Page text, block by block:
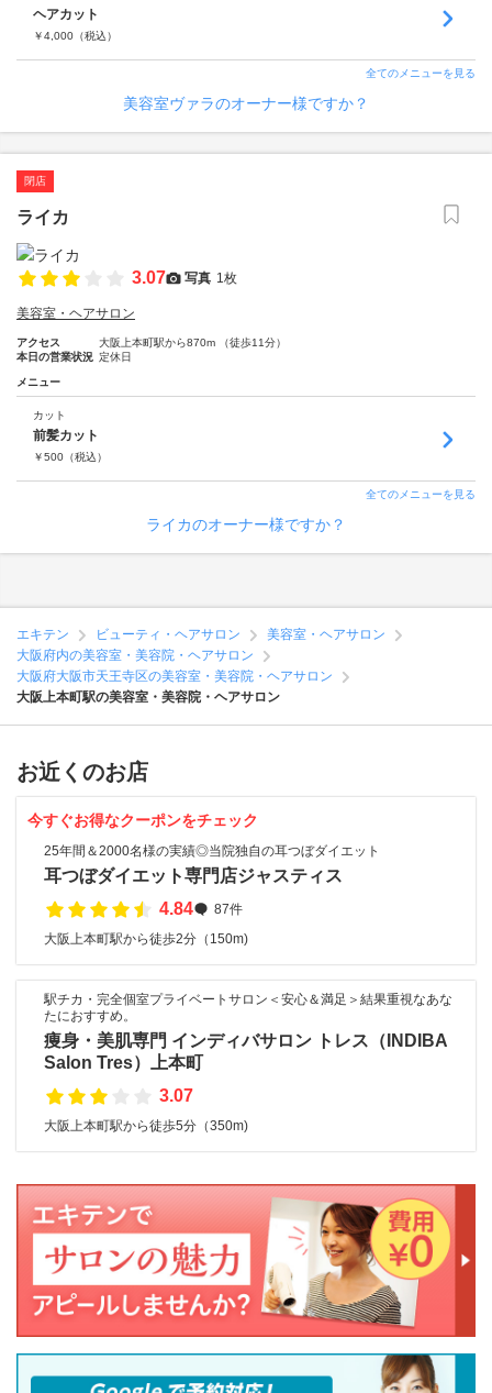
ヘアカット
￥4,000 （税込）
全てのメニューを見る
美容室ヴァラのオーナー様ですか？
閉店
ライカ
3.07 写真 1枚
美容室・ヘアサロン
アクセス
大阪上本町駅から870m （徒歩11分）
本日の営業状況 定休日
メニュー
カット
前髪カット
￥500 （税込）
全てのメニューを見る
ライカのオーナー様ですか？
エキテン ビューティ・ヘアサロン
美容室・ヘアサロン
大阪府内の美容室・美容院・ヘアサロン
大阪府大阪市天王寺区の美容室・美容院・ヘアサロン
大阪上本町駅の美容室・美容院・ヘアサロン
お近くのお店
今すぐお得なクーポンをチェック
25年間＆2000名様の実績◎当院独自の耳つぼダイエット
耳つぼダイエット専門店ジャスティス
4.84
87件
大阪上本町駅から徒歩2分（150m)
駅チカ・完全個室プライベートサロン＜安心＆満足＞結果重視なあな
たにおすすめ。
痩身・美肌専門 インディバサロン トレス（INDIBA
Salon Tres）上本町
3.07
大阪上本町駅から徒歩5分（350m)